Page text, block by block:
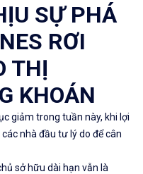
SỰ PHÁ
RƠI
THỊ
KHOÁN
giảm trong tuần này, khi lợi
nhà đầu tư lý do để cân
sở hữu dài hạn vẫn là